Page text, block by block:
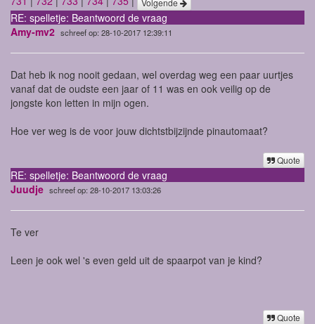
RE: spelletje: Beantwoord de vraag
Amy-mv2 schreef op: 28-10-2017 12:39:11
Dat heb ik nog nooit gedaan, wel overdag weg een paar uurtjes
vanaf dat de oudste een jaar of 11 was en ook veilig op de
jongste kon letten in mijn ogen.
Hoe ver weg is de voor jouw dichtstbijzijnde pinautomaat?
Quote
RE: spelletje: Beantwoord de vraag
Juudje schreef op: 28-10-2017 13:03:26
Te ver
Leen je ook wel 's even geld uit de spaarpot van je kind?
Quote